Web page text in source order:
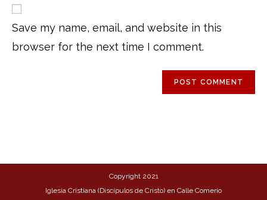
Save my name, email, and website in this
browser for the next time I comment.
Copyright 2021
Iglesia Cristiana (Discípulos de Cristo) en Calle Comerío